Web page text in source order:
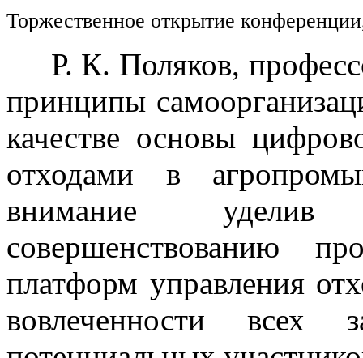
Торжественное открытие
Р. К. Поляков,
принципы
качестве основы
отходами в
внимание уделив
совершенствованию
платформ управления
вовлеченности всех